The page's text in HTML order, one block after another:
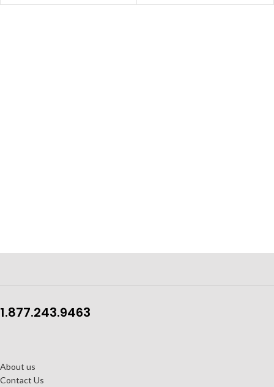
1.877.243.9463
About us
Contact Us